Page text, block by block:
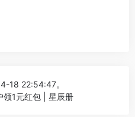
18 22:54:47。
领1元红包 | 星辰册